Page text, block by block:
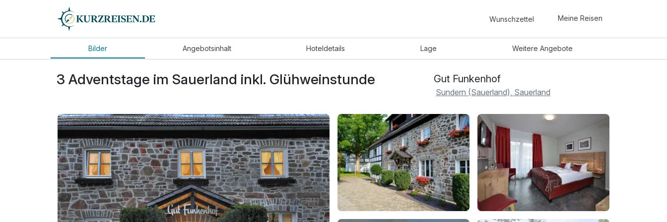
Wunschzettel Meine Reisen
Bilder Angebotsinhalt Hoteldetails Lage WeitereAngebote
3 Adventstage im Sauerland inkl. Glühweinstunde Gut Funkenhof
Sundern (Sauerland), Sauerland